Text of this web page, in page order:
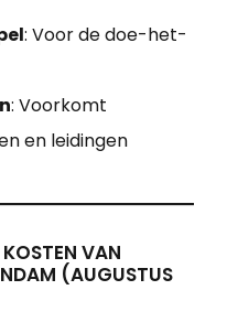
: Voor de doe-het-
: Voorkomt
en leidingen
VAN
(AUGUSTUS